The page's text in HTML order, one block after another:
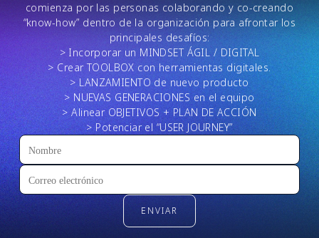
comienza por las personas colaborando y co-creando
“know-how” dentro de la organización para afrontar los
principales desafíos:
> Incorporar un MINDSET ÁGIL / DIGITAL
> Crear TOOLBOX con herramientas digitales.
> LANZAMIENTO de nuevo producto
> NUEVAS GENERACIONES en el equipo
> Alinear OBJETIVOS + PLAN DE ACCIÓN
> Potenciar el “USER JOURNEY”